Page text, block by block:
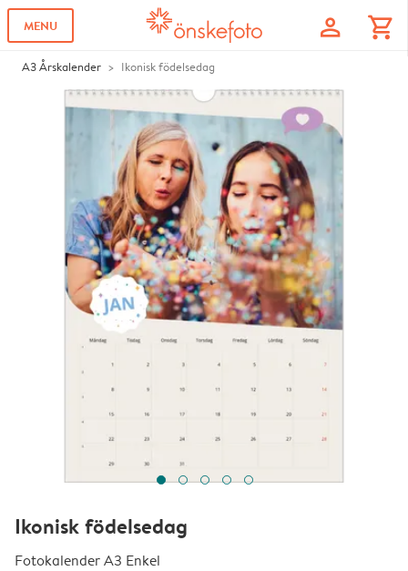
MENU profile shopping_cart
A3 Årskalender Ikonisk födelsedag
Ikonisk födelsedag
Fotokalender A3 Enkel